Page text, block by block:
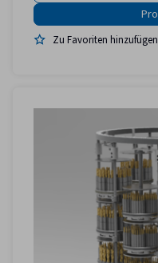
Zu Favoriten hinzufügen